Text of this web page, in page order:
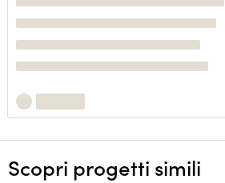
Scopri progetti simili